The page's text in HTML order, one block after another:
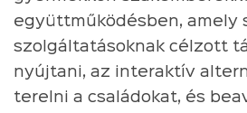
együttműködésben, amely
szolgáltatásoknak célzott
nyújtani, az interaktív
terelni a családokat, és